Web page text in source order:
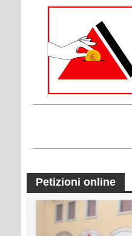
Petizioni online